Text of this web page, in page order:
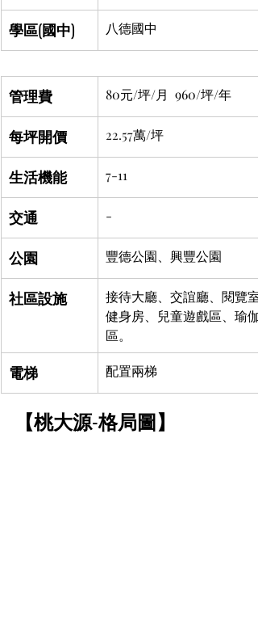
學區(國中) 八德國中
管理費 80元/坪/月  960/坪/年
每坪開價 22.57萬/坪
生活機能 7-11
交通 -
公園 豐德公園、興豐公園
社區設施
接待大廳、交誼廳、閱覽
健身房、兒童遊戲區、瑜
區。
電梯 配置兩梯